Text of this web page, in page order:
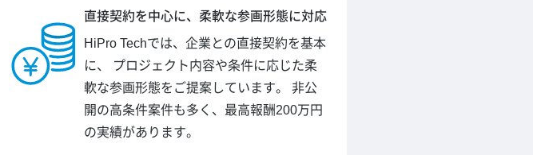
直接契約を中心に、柔軟な参画形態に対応
HiPro Techでは、企業との直接契約を基本
に、 プロジェクト内容や条件に応じた柔
軟な参画形態をご提案しています。 非公
開の高条件案件も多く、最高報酬200万円
の実績があります。